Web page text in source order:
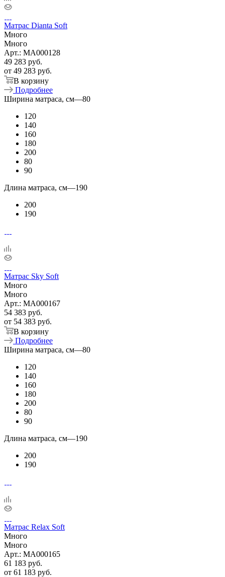
Матрас Dianta Soft
Много
Много
Арт.: MA000128
49 283 руб.
от 49 283 руб.
В корзину
Подробнее
Ширина матраса, см—80
120
140
160
180
200
80
90
Длина матраса, см—190
200
190
Матрас Sky Soft
Много
Много
Арт.: MA000167
54 383 руб.
от 54 383 руб.
В корзину
Подробнее
Ширина матраса, см—80
120
140
160
180
200
80
90
Длина матраса, см—190
200
190
Матрас Relax Soft
Много
Много
Арт.: MA000165
61 183 руб.
от 61 183 руб.